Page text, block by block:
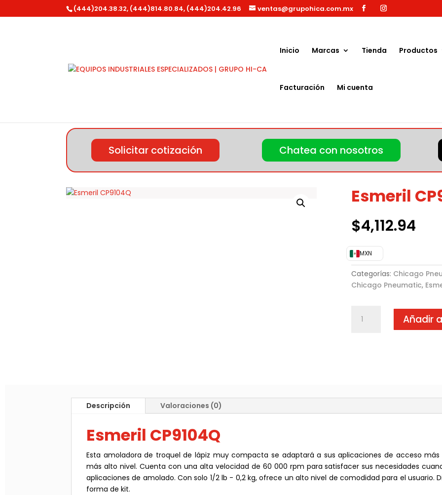
(444)204.38.32, (444)814.80.84, (444)204.42.96 ventas@grupohica.com.mx
Inicio Marcas Tienda Productos
Facturación Mi cuenta
Búsqueda
Solicitar cotización Chatea con nosotros
Esmeril
$4,112.94
MXN
Categorías: Chicago
Chicago Pneumatic,
CP9104Q
Añadir
Descripción Valoraciones (0)
Esmeril CP9104Q
Esta amoladora de troquel de lápiz muy compacta se adaptará a sus aplicaciones de acceso
más alto nivel. Cuenta con una alta velocidad de 60 000 rpm para satisfacer sus necesidades
aplicaciones de amolado. Con solo 1/2 lb - 0,2 kg, ofrece un alto nivel de comodidad para el usuario.
forma de kit.